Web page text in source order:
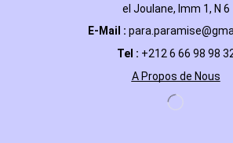
el Joulane, Imm 1, N 6
E-Mail :
Tel : +212 6 66 98 98
A Propos de Nous